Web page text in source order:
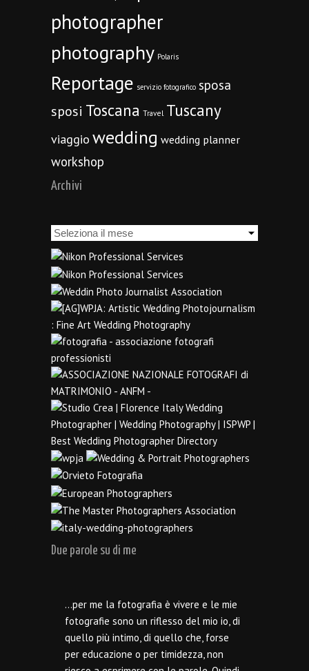
photographer
photography Polaris
Reportage servizio fotografico sposa
sposi Toscana Travel Tuscany
viaggio wedding wedding planner
workshop
Archivi
Archivi
Due parole su di me
…per me la fotografia è vivere e le mie
fotografie sono un riflesso del mio io, di
quello più intimo, di quello che, forse
per educazione o per timidezza, non